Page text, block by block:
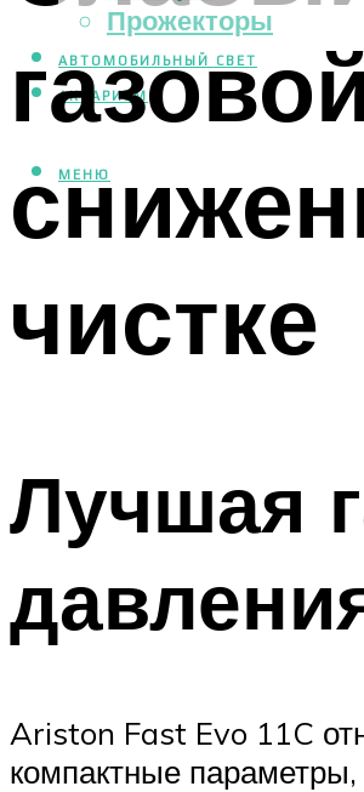
Прожекторы
АВТОМОБИЛЬНЫЙ СВЕТ
АКВАРИУМ
МЕНЮ
чистке
Лучшая
Ariston Fast Evo 11C
компактные